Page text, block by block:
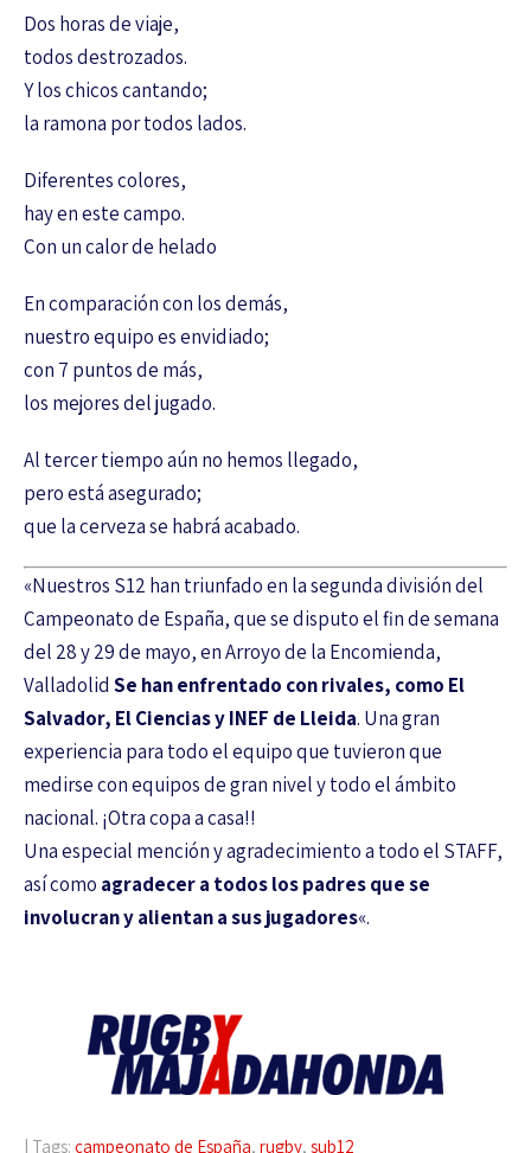
Dos horas de viaje,
todos destrozados.
Y los chicos cantando;
la ramona por todos lados.
Diferentes colores,
hay en este campo.
Con un calor de helado
En comparación con los demás,
nuestro equipo es envidiado;
con 7 puntos de más,
los mejores del jugado.
Al tercer tiempo aún no hemos llegado,
pero está asegurado;
que la cerveza se habrá acabado.
«Nuestros S12 han triunfado en la segunda división del
Campeonato de España, que se disputo el fin de semana
del 28 y 29 de mayo, en Arroyo de la Encomienda,
Valladolid Se han enfrentado con rivales, como El
Salvador, El Ciencias y INEF de Lleida. Una gran
experiencia para todo el equipo que tuvieron que
medirse con equipos de gran nivel y todo el ámbito
nacional. ¡Otra copa a casa!!
Una especial mención y agradecimiento a todo el STAFF,
así como agradecer a todos los padres que se
involucran y alientan a sus jugadores«.
| Tags: campeonato de España, rugby, sub12